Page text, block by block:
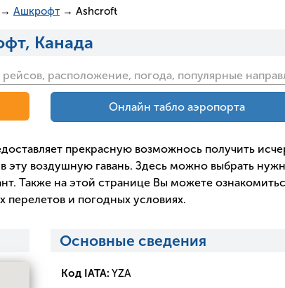
→ Ашкрофт → Ashcroft
Канада
расположение, погода, популярные
Онлайн табло аэропорта
прекрасную возможнось получить
эту воздушную гавань. Здесь можно выбрать
Также на этой странице Вы можете
и погодных условиях.
Основные сведения
Код IATA: YZA